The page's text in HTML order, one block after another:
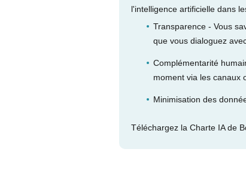
l'intelligence artificielle dans
Transparence - Vous
que vous dialoguez
Complémentarité
moment via les canaux
Minimisation des
Téléchargez la Charte IA de